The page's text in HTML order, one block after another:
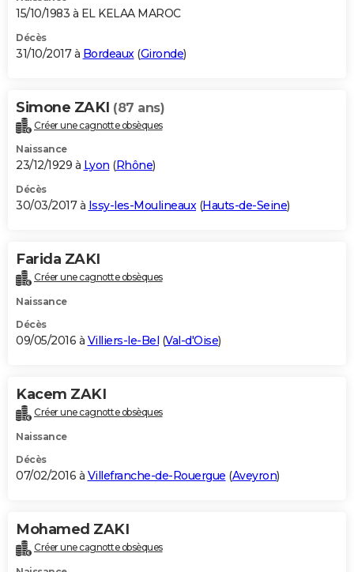
15/10/1983 à EL KELAA MAROC
Décès
31/10/2017 à Bordeaux (Gironde)
Simone ZAKI (87 ans)
Créer une cagnotte obsèques
Naissance
23/12/1929 à Lyon (Rhône)
Décès
30/03/2017 à Issy-les-Moulineaux(Hauts-de-Seine)
Farida ZAKI
Créer une cagnotte obsèques
Naissance
Décès
09/05/2016 à Villiers-le-Bel (Val-d'Oise)
Kacem ZAKI
Créer une cagnotte obsèques
Naissance
Décès
07/02/2016 à Villefranche-de-Rouergue (Aveyron)
Mohamed ZAKI
Créer une cagnotte obsèques